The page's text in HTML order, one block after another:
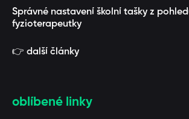
Správné nastavení školní tašky z
fyzioterapeutky
👉 další články
oblíbené linky